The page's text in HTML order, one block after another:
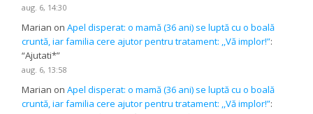
aug. 6, 14:30
Marian onApel disperat: o mamă (36 ani) se luptă cu o boală
cruntă, iar familia cere ajutor pentru tratament: ,,Vă implor!”:
“Ajutati*”
aug. 6, 13:58
Marian onApel disperat: o mamă (36 ani) se luptă cu o boală
cruntă, iar familia cere ajutor pentru tratament: ,,Vă implor!”: